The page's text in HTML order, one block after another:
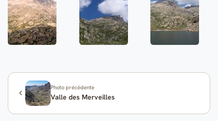
Photo précédente
Valle des Merveilles